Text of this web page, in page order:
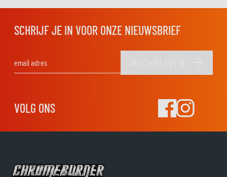
SCHRIJF JE IN VOOR ONZE NIEUWSBRIEF
VOLG ONS